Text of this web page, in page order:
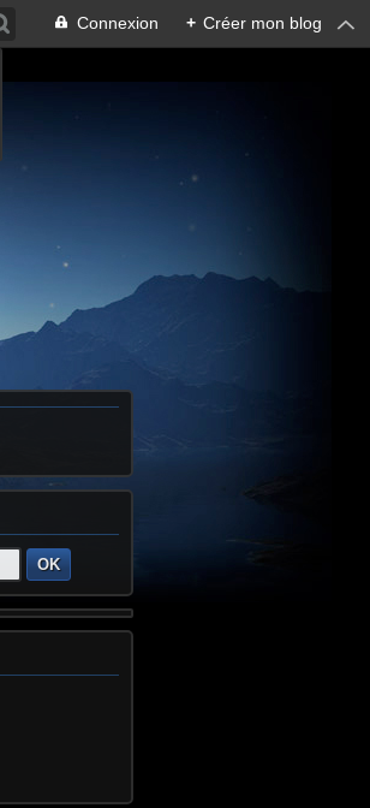
Connexion + Créer mon blog
OK